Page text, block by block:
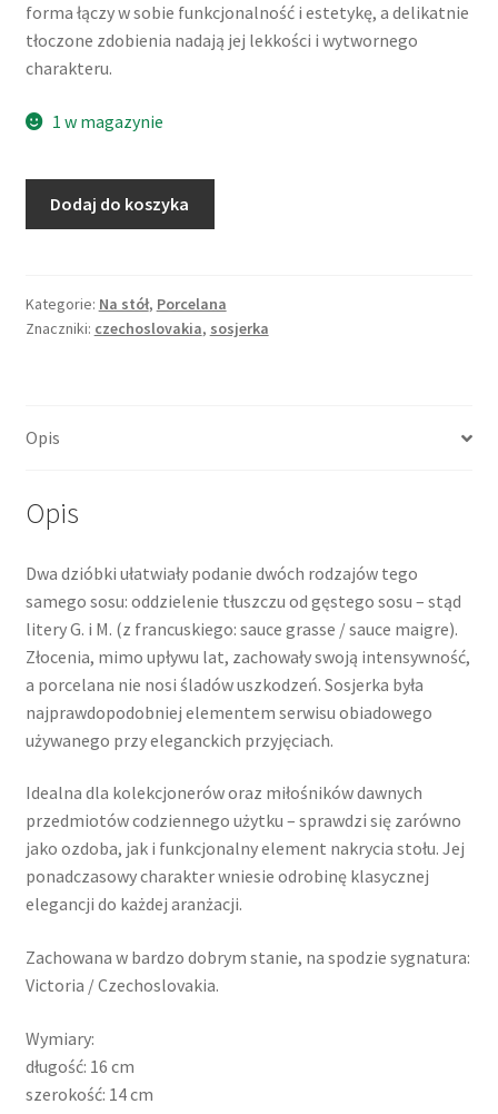
forma łączy w sobie funkcjonalność i estetykę, a delikatnie
tłoczone zdobienia nadają jej lekkości i wytwornego
charakteru.
1 w magazynie
dwoma
dzióbkami,
reliefami,
Czechosłowacja
Dodaj do koszyka
Kategorie: Na stół, Porcelana
Znaczniki: czechoslovakia, sosjerka
Opis
Opis
Dwa dzióbki ułatwiały podanie dwóch rodzajów tego
samego sosu: oddzielenie tłuszczu od gęstego sosu – stąd
litery G. i M. (z francuskiego: sauce grasse / sauce maigre).
Złocenia, mimo upływu lat, zachowały swoją intensywność,
a porcelana nie nosi śladów uszkodzeń. Sosjerka była
najprawdopodobniej elementem serwisu obiadowego
używanego przy eleganckich przyjęciach.
Idealna dla kolekcjonerów oraz miłośników dawnych
przedmiotów codziennego użytku – sprawdzi się zarówno
jako ozdoba, jak i funkcjonalny element nakrycia stołu. Jej
ponadczasowy charakter wniesie odrobinę klasycznej
elegancji do każdej aranżacji.
Zachowana w bardzo dobrym stanie, na spodzie sygnatura:
Victoria / Czechoslovakia.
Wymiary:
długość: 16 cm
szerokość: 14 cm